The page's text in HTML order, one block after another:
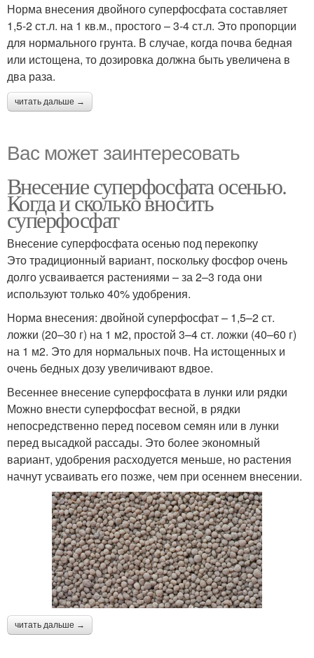
Норма внесения двойного суперфосфата составляет
1,5-2 ст.л. на 1 кв.м., простого – 3-4 ст.л. Это пропорции
для нормального грунта. В случае, когда почва бедная
или истощена, то дозировка должна быть увеличена в
два раза.
читать дальше →
Вас может заинтересовать
Внесение суперфосфата осенью.
Когда и сколько вносить
суперфосфат
Внесение суперфосфата осенью под перекопку
Это традиционный вариант, поскольку фосфор очень
долго усваивается растениями – за 2–3 года они
используют только 40% удобрения.
Норма внесения: двойной суперфосфат – 1,5–2 ст.
ложки (20–30 г) на 1 м2, простой 3–4 ст. ложки (40–60 г)
на 1 м2. Это для нормальных почв. На истощенных и
очень бедных дозу увеличивают вдвое.
Весеннее внесение суперфосфата в лунки или рядки
Можно внести суперфосфат весной, в рядки
непосредственно перед посевом семян или в лунки
перед высадкой рассады. Это более экономный
вариант, удобрения расходуется меньше, но растения
начнут усваивать его позже, чем при осеннем внесении.
читать дальше →